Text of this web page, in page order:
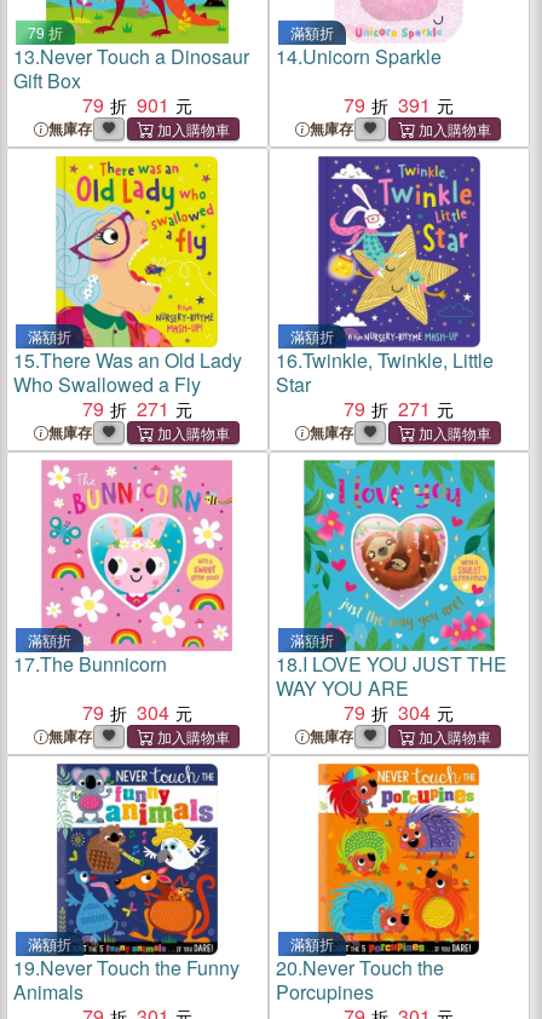
79 折
13.Never Touch a Dinosaur
Gift Box
79
901
無庫存
滿額折
14.Unicorn Sparkle
79
391
無庫存
滿額折
15.There Was an Old Lady
Who Swallowed a Fly
79
271
無庫存
滿額折
16.Twinkle, Twinkle, Little
Star
79
271
無庫存
滿額折
17.The Bunnicorn
79
304
無庫存
滿額折
18.I LOVE YOU JUST THE
WAY YOU ARE
79
304
無庫存
滿額折
19.Never Touch the Funny
Animals
滿額折
20.Never Touch the
Porcupines